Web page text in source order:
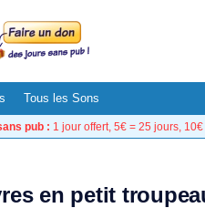
Tous les Sons
pub : 1 jour offert, 5€ = 25 jours,
en petit